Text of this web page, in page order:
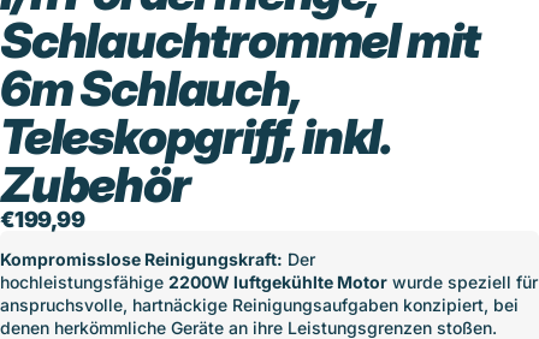
Schlauchtrommel mit
6m Schlauch,
Teleskopgriff, inkl.
Zubehör
€199,99
Kompromisslose Reinigungskraft: Der
hochleistungsfähige 2200W luftgekühlte Motor wurde speziell für
anspruchsvolle, hartnäckige Reinigungsaufgaben konzipiert, bei
denen herkömmliche Geräte an ihre Leistungsgrenzen stoßen.